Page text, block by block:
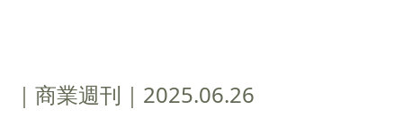
｜商業週刊｜2025.06.26